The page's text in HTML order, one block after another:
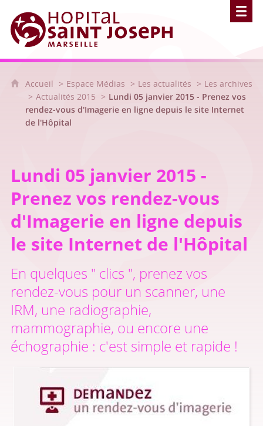
Hôpital Saint Joseph - Marseille
Accueil Espace Médias Les actualités
Les archives
Actualités 2015
Lundi 05 janvier 2015 - Prenez vos
rendez-vous d'Imagerie en ligne depuis le site Internet
de l'Hôpital
Lundi 05 janvier 2015 -
Prenez vos rendez-vous
d'Imagerie en ligne depuis
le site Internet de l'Hôpital
En quelques " clics ", prenez vos
rendez-vous pour un scanner, une
IRM, une radiographie,
mammographie, ou encore une
échographie : c'est simple et rapide !